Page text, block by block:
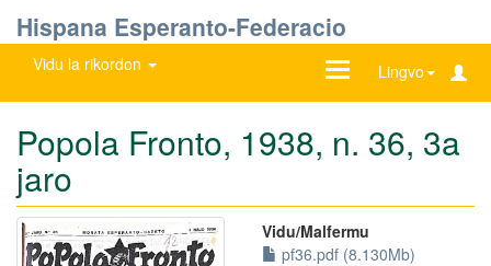
Hispana Esperanto-Federacio
Vidu la rikordon Lingvo
Ŝanĝu
Popola Fronto, 1938, n. 36, 3a
jaro
Vidu/Malfermu
pf36.pdf (8.130Mb)